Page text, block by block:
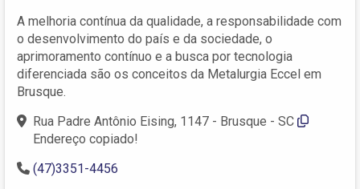
A melhoria contínua da qualidade, a responsabilidade com
o desenvolvimento do país e da sociedade, o
aprimoramento contínuo e a busca por tecnologia
diferenciada são os conceitos da Metalurgia Eccel em
Brusque.
Rua Padre Antônio Eising, 1147 - Brusque - SC
Endereço copiado!
(47)3351-4456